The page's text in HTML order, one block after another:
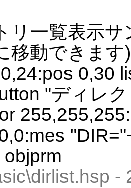
リ一覧表示
移動できま
0,30
"ディレ
-